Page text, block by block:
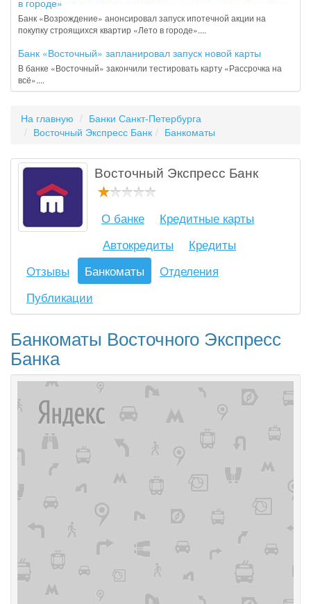
в городе»
Банк «Возрождение» анонсировал запуск ипотечной акции на
покупку строящихся квартир «Лето в городе»....
Банк «Восточный» запланировал запуск новой карты
В банке «Восточный» закончили тестировать карту «Рассрочка на
всё»....
На главную
Банки Санкт-Петербурга
Восточный Экспресс Банк
Банкоматы
Восточный Экспресс Банк
О банке
Кредитные карты
Автокредиты
Кредиты
Отзывы
Банкоматы
Отделения
Публикации
Банкоматы Восточного Экспресс
Банка